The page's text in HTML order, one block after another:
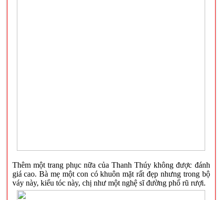
Thêm một trang phục nữa của Thanh Thúy không được đánh
giá cao. Bà mẹ một con có khuôn mặt rất đẹp nhưng trong bộ
váy này, kiểu tóc này, chị như một nghệ sĩ đường phố rũ rượi.